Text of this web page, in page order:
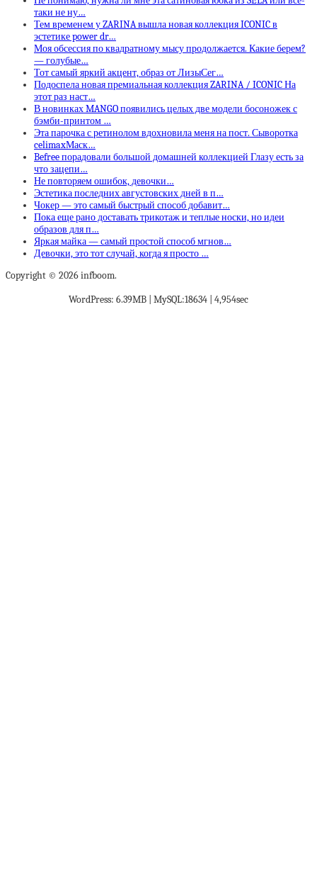
таки не ну…
Тем временем у ZARINA вышла новая коллекция ICONIC в
эстетике power dr…
Моя обсессия по квадратному мысу продолжается. Какие берем?
— голубые…
Тот самый яркий акцент, образ от ЛизыСег…
Подоспела новая премиальная коллекция ZARINA / ICONIC На
этот раз наст…
В новинках MANGO появились целых две модели босоножек с
бэмби-принтом …
Эта парочка с ретинолом вдохновила меня на пост. Сыворотка
celimaxМаск…
Befree порадовали большой домашней коллекцией Глазу есть за
что зацепи…
Не повторяем ошибок, девочки…
Эстетика последних августовских дней в п…
Чокер — это самый быстрый способ добавит…
Пока еще рано доставать трикотаж и теплые носки, но идеи
образов для п…
Яркая майка — самый простой способ мгнов…
Девочки, это тот случай, когда я просто …
Copyright © 2026 infboom.
WordPress: 6.39MB | MySQL:18634 | 4,954sec